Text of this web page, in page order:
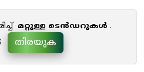
മറ്റുള്ള ടെൻഡറുകൾ .
തിരയുക